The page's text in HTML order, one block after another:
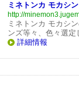
ミネトンカ モカシン
http://
ミネトンカ モカシ
ンズ等々、色々選定
詳細情報